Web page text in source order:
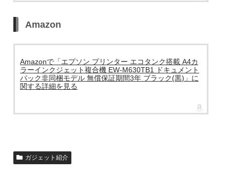
Amazon
Amazonで「エプソン プリンター エコタンク搭載 A4カ
ラーインクジェット複合機 EW-M630TB1 ドキュメント
パック非同梱モデル 無償保証期間3年 ブラック(黒)」に
関する詳細を見る
ガジェット紹介